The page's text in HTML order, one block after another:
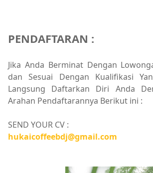
PENDAFTARAN :
Jika Anda Berminat Dengan
dan Sesuai Dengan Kualifikasi
Langsung Daftarkan Diri Anda
Arahan Pendaftarannya Berikut ini :
SEND YOUR CV :
hukaicoffeebdj@gmail.com